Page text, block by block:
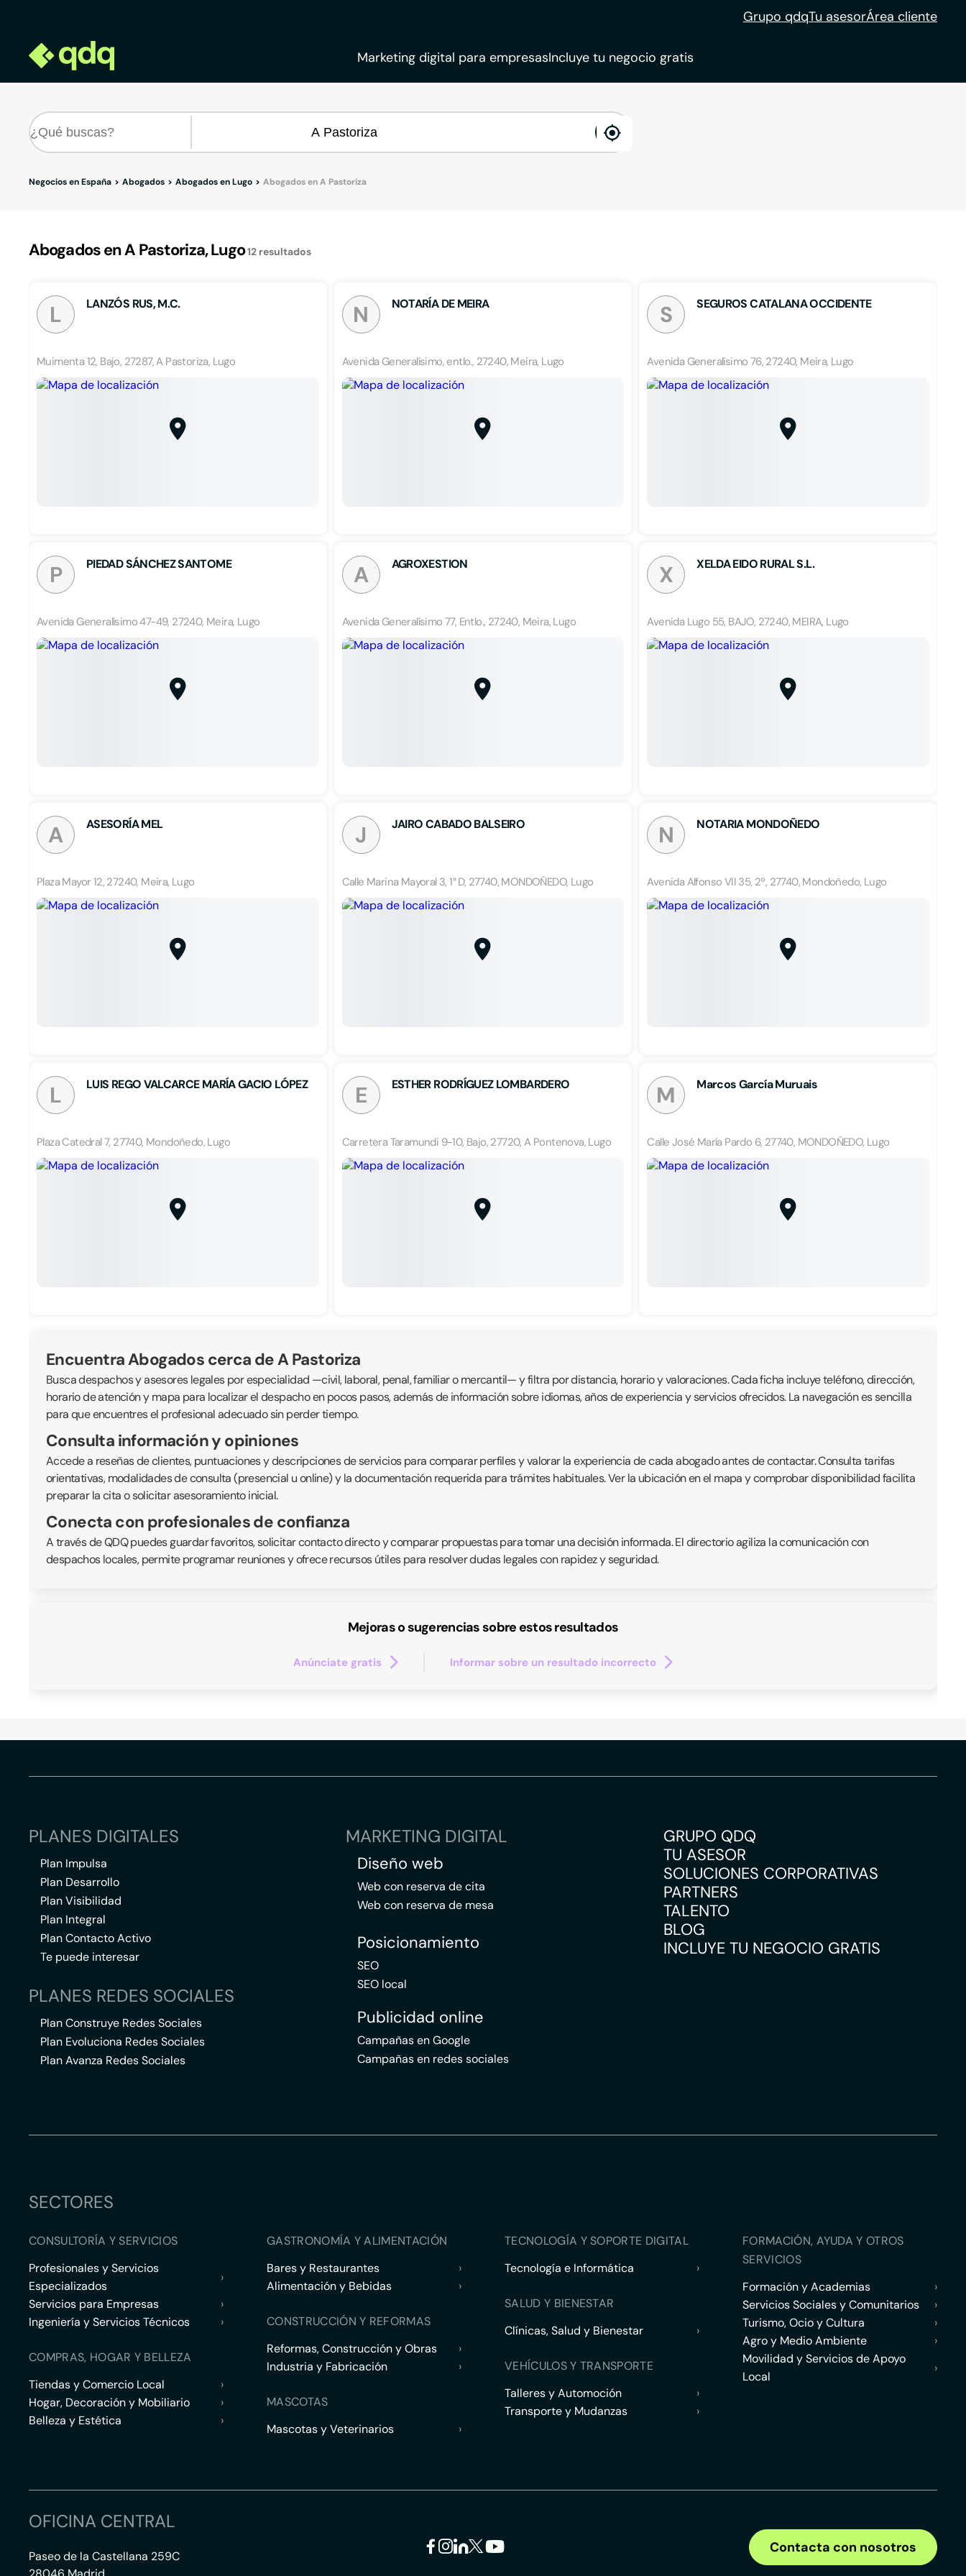
Grupo qdqTu asesorÁrea cliente
Marketing digital para empresasIncluye tu negocio gratis
enable
Negocios en España Abogados Abogados en Lugo Abogados en A Pastoriza
Abogados en A Pastoriza, Lugo12 resultados
L LANZÓS RUS, M.C.
Muimenta 12, Bajo, 27287, A Pastoriza, Lugo
N NOTARÍA DE MEIRA
Avenida Generalísimo, entlo., 27240, Meira, Lugo
S SEGUROS CATALANA OCCIDENTE
Avenida Generalísimo 76, 27240, Meira, Lugo
P PIEDAD SÁNCHEZ SANTOME
Avenida Generalísimo 47-49, 27240, Meira, Lugo
A AGROXESTION
Avenida Generalísimo 77, Entlo., 27240, Meira, Lugo
X XELDA EIDO RURAL S.L.
Avenida Lugo 55, BAJO, 27240, MEIRA, Lugo
A ASESORÍA MEL
Plaza Mayor 12, 27240, Meira, Lugo
J JAIRO CABADO BALSEIRO
Calle Marina Mayoral 3, 1° D, 27740, MONDOÑEDO, Lugo
N NOTARIA MONDOÑEDO
Avenida Alfonso VII 35, 2º, 27740, Mondoñedo, Lugo
L LUIS REGO VALCARCE MARÍA GACIO LÓPEZ
Plaza Catedral 7, 27740, Mondoñedo, Lugo
E ESTHER RODRÍGUEZ LOMBARDERO
Carretera Taramundi 9-10, Bajo, 27720, A Pontenova, Lugo
M Marcos García Muruais
Calle José María Pardo 6, 27740, MONDOÑEDO, Lugo
Encuentra Abogados cerca de A Pastoriza
Busca despachos y asesores legales por especialidad —civil, laboral, penal, familiar o mercantil— y filtra por distancia, horario y valoraciones. Cada ficha incluye teléfono, dirección,
horario de atención y mapa para localizar el despacho en pocos pasos, además de información sobre idiomas, años de experiencia y servicios ofrecidos. La navegación es sencilla
para que encuentres el profesional adecuado sin perder tiempo.
Consulta información y opiniones
Accede a reseñas de clientes, puntuaciones y descripciones de servicios para comparar perfiles y valorar la experiencia de cada abogado antes de contactar. Consulta tarifas
orientativas, modalidades de consulta (presencial u online) y la documentación requerida para trámites habituales. Ver la ubicación en el mapa y comprobar disponibilidad facilita
preparar la cita o solicitar asesoramiento inicial.
Conecta con profesionales de confianza
A través de QDQ puedes guardar favoritos, solicitar contacto directo y comparar propuestas para tomar una decisión informada. El directorio agiliza la comunicación con
despachos locales, permite programar reuniones y ofrece recursos útiles para resolver dudas legales con rapidez y seguridad.
Mejoras o sugerencias sobre estos resultados
Anúnciate gratis Informar sobre un resultado incorrecto
PLANES DIGITALES
Plan Impulsa
Plan Desarrollo
Plan Visibilidad
Plan Integral
Plan Contacto Activo
Te puede interesar
PLANES REDES SOCIALES
Plan Construye Redes Sociales
Plan Evoluciona Redes Sociales
Plan Avanza Redes Sociales
MARKETING DIGITAL
Diseño web
Web con reserva de cita
Web con reserva de mesa
Posicionamiento
SEO
SEO local
Publicidad online
Campañas en Google
Campañas en redes sociales
GRUPO QDQ
TU ASESOR
SOLUCIONES CORPORATIVAS
PARTNERS
TALENTO
BLOG
INCLUYE TU NEGOCIO GRATIS
SECTORES
CONSULTORÍA Y SERVICIOS
Profesionales y Servicios
Especializados
›
Servicios para Empresas
›
Ingeniería y Servicios Técnicos
›
COMPRAS, HOGAR Y BELLEZA
Tiendas y Comercio Local
›
Hogar, Decoración y Mobiliario
›
Belleza y Estética
›
GASTRONOMÍA Y ALIMENTACIÓN
Bares y Restaurantes
›
Alimentación y Bebidas
›
CONSTRUCCIÓN Y REFORMAS
Reformas, Construcción y Obras
›
Industria y Fabricación
›
MASCOTAS
Mascotas y Veterinarios
›
TECNOLOGÍA Y SOPORTE DIGITAL
Tecnología e Informática
›
SALUD Y BIENESTAR
Clínicas, Salud y Bienestar
›
VEHÍCULOS Y TRANSPORTE
Talleres y Automoción
›
Transporte y Mudanzas
›
FORMACIÓN, AYUDA Y OTROS
SERVICIOS
Formación y Academias
›
Servicios Sociales y Comunitarios
›
Turismo, Ocio y Cultura
›
Agro y Medio Ambiente
›
Movilidad y Servicios de Apoyo
Local
›
OFICINA CENTRAL
Paseo de la Castellana 259C
Contacta con nosotros